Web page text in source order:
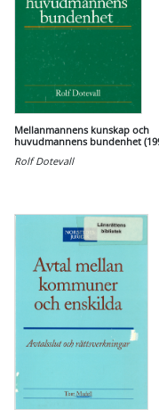
Mellanmannens kunskap och
huvudmannens bundenhet
Rolf Dotevall